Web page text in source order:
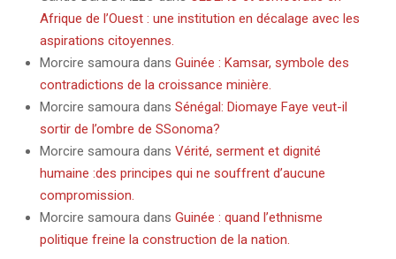
Afrique de l’Ouest : une institution en décalage avec les
aspirations citoyennes.
Morcire samoura dans Guinée : Kamsar, symbole des
contradictions de la croissance minière.
Morcire samoura dans Sénégal: Diomaye Faye veut-il
sortir de l’ombre de SSonoma?
Morcire samoura dans Vérité, serment et dignité
humaine :des principes qui ne souffrent d’aucune
compromission.
Morcire samoura dans Guinée : quand l’ethnisme
politique freine la construction de la nation.